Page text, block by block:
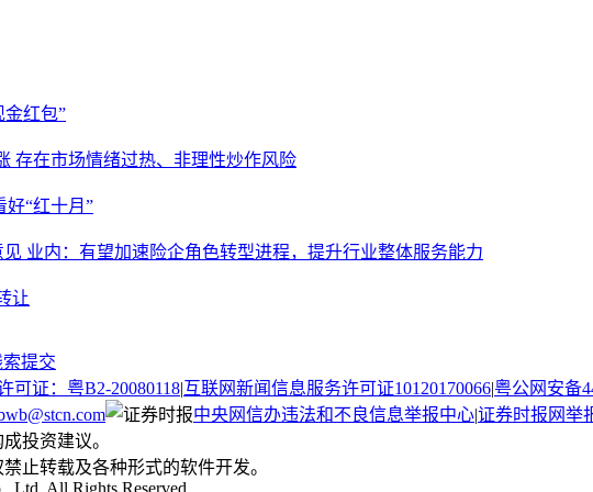
金红包”
存在市场情绪过热、非理性炒作风险
好“红十月”
业内：有望加速险企角色转型进程，提升行业整体服务能力
让
提交
可证：粤B2-20080118|互联网新闻信息服务许可证10120170066|粤公网安备
中央网信办违法和不良信息举报中心|证券时报网举
投资建议。
止转载及各种形式的软件开发。